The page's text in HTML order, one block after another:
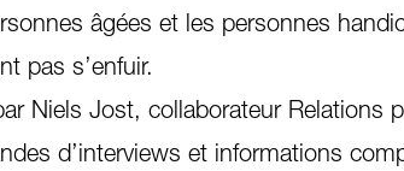
âgées et les personnes
pas s’enfuir.
Niels Jost, collaborateur Relations
d’interviews et informations